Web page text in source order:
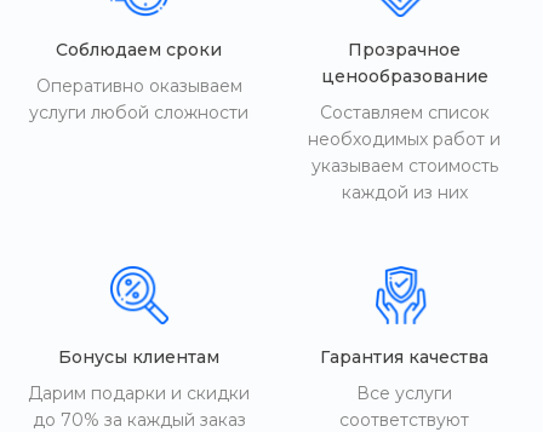
Соблюдаем сроки
Оперативно оказываем
услуги любой сложности
Прозрачное
ценообразование
Составляем список
необходимых работ и
указываем стоимость
каждой из них
Бонусы клиентам
Дарим подарки и скидки
до 70% за каждый заказ
Гарантия качества
Все услуги
соответствуют